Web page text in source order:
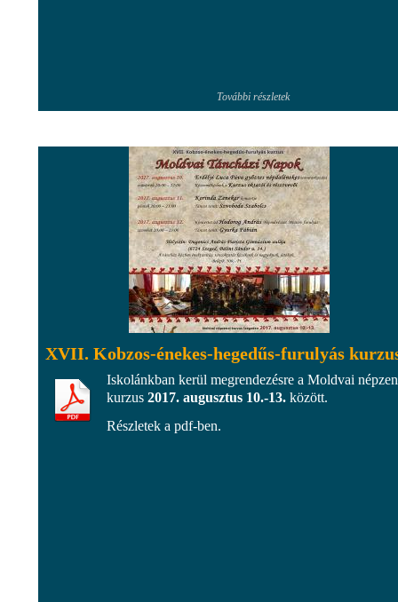
További részletek
XVII. Kobzos-énekes-hegedűs-furulyás
Iskolánkban kerül megrendezésre a Moldvai
kurzus 2017. augusztus 10.-13. között.
Részletek a pdf-ben.